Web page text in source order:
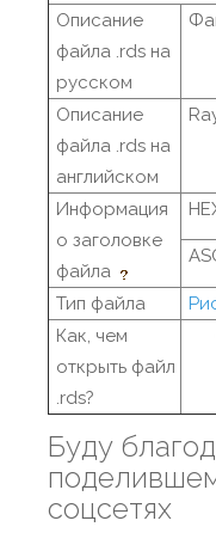
Описание
файла .rds на
русском
Описание
файла .rds на
английском
Информация
о заголовке
файла
Тип файла
Как, чем
открыть файл
.rds?
Буду
соцсетях